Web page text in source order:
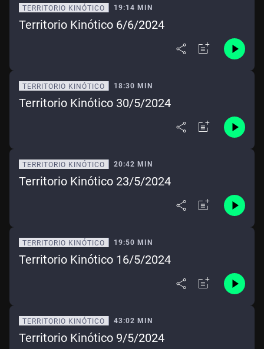
TERRITORIO KINÓTICO 19:14 MIN
Territorio Kinótico 6/6/2024
TERRITORIO KINÓTICO 18:30 MIN
Territorio Kinótico 30/5/2024
TERRITORIO KINÓTICO 20:42 MIN
Territorio Kinótico 23/5/2024
TERRITORIO KINÓTICO 19:50 MIN
Territorio Kinótico 16/5/2024
TERRITORIO KINÓTICO 43:02 MIN
Territorio Kinótico 9/5/2024